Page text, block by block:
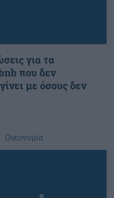
για τα
που δεν
με όσους δεν
Οικονομία